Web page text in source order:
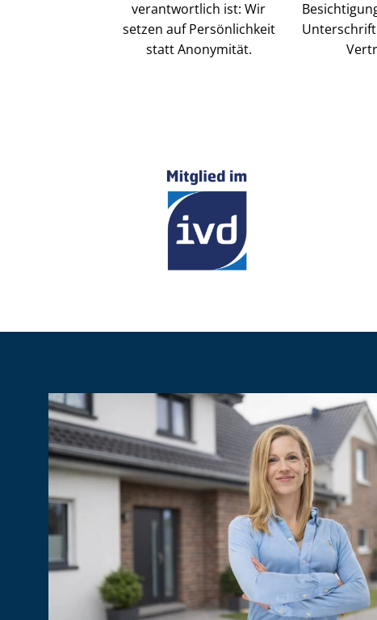
verantwortlich ist: Wir
setzen auf Persönlichkeit
statt Anonymität.